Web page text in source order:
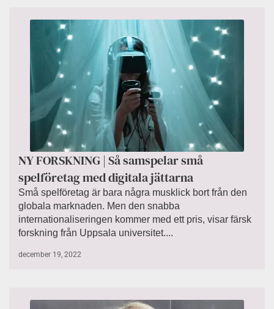
NY FORSKNING | Så samspelar små
spelföretag med digitala jättarna
Små spelföretag är bara några musklick bort från den
globala marknaden. Men den snabba
internationaliseringen kommer med ett pris, visar färsk
forskning från Uppsala universitet....
december 19, 2022